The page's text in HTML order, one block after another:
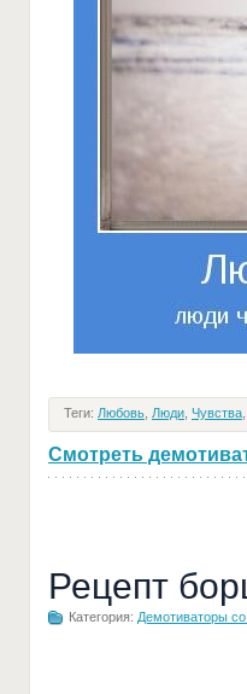
Теги: Любовь Люди Чувства
Смотреть
Рецепт
Категория: Демотиваторы